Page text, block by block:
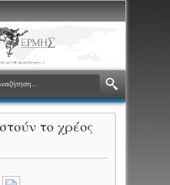
το χρέος